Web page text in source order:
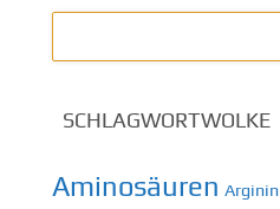
SCHLAGWORTWOLKE
Aminosäuren Arginin